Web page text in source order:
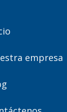
empresa